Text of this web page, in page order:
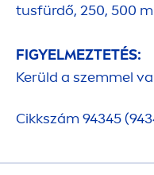
tusfürdő, 250, 500
FIGYELMEZTETÉS:
Kerüld a szemmel
Cikkszám 94345